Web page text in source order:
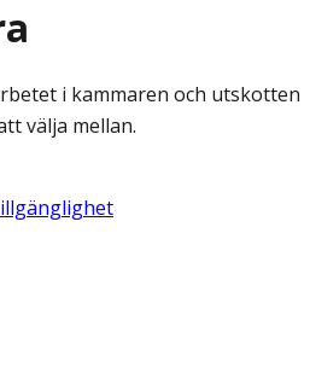
i kammaren och utskotten
välja mellan.